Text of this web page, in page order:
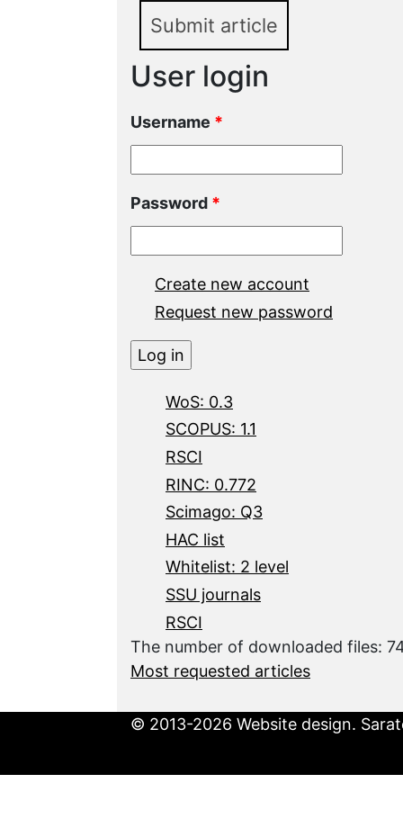
Submit article
User login
Username *
Password *
Create new account
Request new password
WoS: 0.3
SCOPUS: 1.1
RSCI
RINC: 0.772
Scimago: Q3
HAC list
Whitelist: 2 level
SSU journals
RSCI
The number of downloaded files:
Most requested articles
© 2013-2026 Website design.